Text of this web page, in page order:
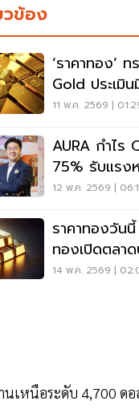
วข้อง
‘ราคาทอง’
Gold ประเมิ
11 พ.ค. 2569 |
AURA กำไร
75% รับแรง
ขายฝากแรง
12 พ.ค. 2569 |
ราคาทองวัน
ทองเปิดตลา
ทองรูปพรรณ
14 พ.ค. 2569 |
นเหนือระดับ 4,700